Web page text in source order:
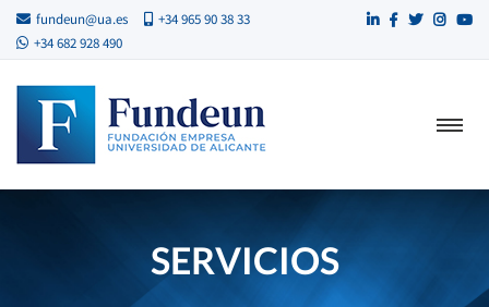
fundeun@ua.es
+34 965 90 38 33
+34 682 928 490
SERVICIOS